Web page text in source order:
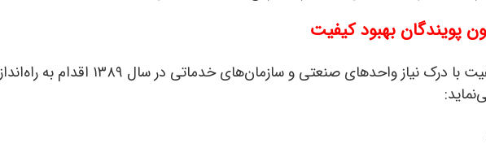
پویندگان بهبود کیفیت
شرکت پویندگان بهبود کیفیت با درک